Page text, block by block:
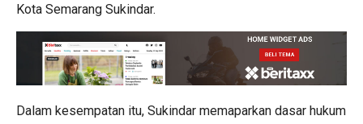
Kota Semarang Sukindar.
Dalam kesempatan itu, Sukindar memaparkan dasar hukum